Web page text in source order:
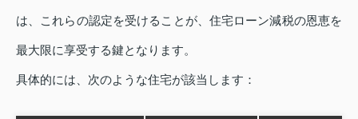
は、これらの認定を受けることが、住宅ローン減税の恩恵を
最大限に享受する鍵となります。
具体的には、次のような住宅が該当します：